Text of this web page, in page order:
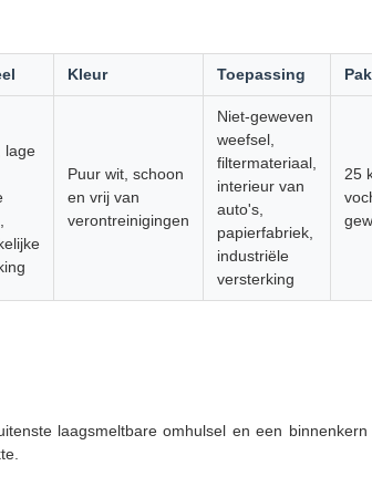
Kleur Toepassing
lage
Puur wit, schoon
en vrij van
verontreinigingen
Niet-geweven
weefsel,
filtermateriaal,
interieur van
auto's,
papierfabriek,
industriële
versterking
25
laagsmeltbare omhulsel en een